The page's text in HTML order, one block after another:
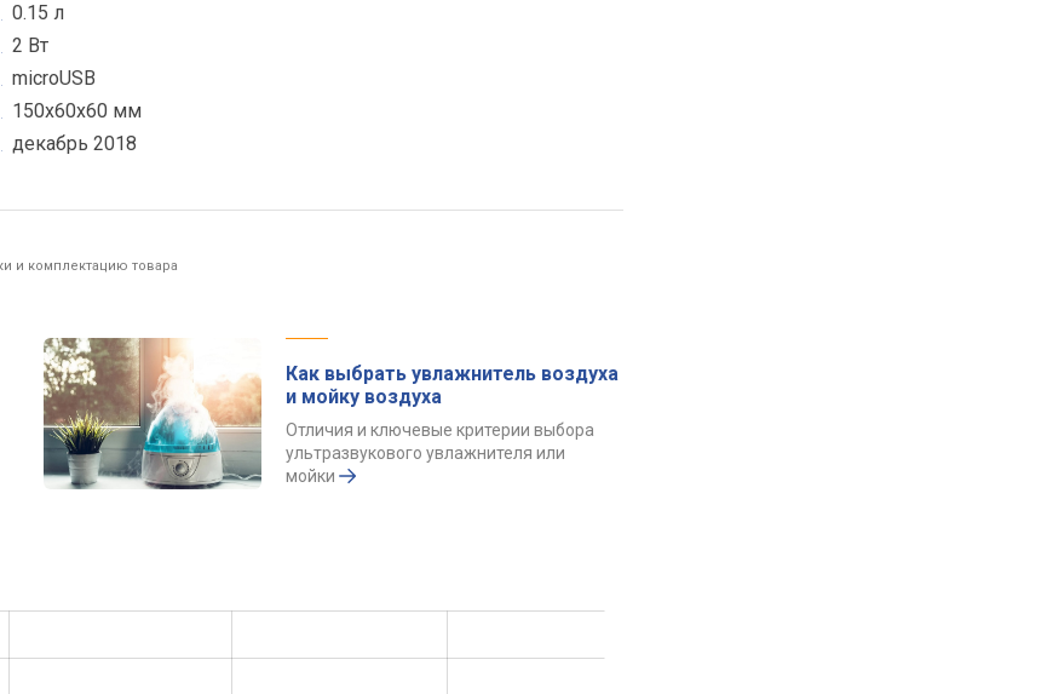
0.15 л
2 Вт
microUSB
150х60х60 мм
декабрь 2018
и комплектацию товара
Как выбрать увлажнитель воздуха
и мойку воздуха
Отличия и ключевые критерии выбора
ультразвукового увлажнителя или
мойки